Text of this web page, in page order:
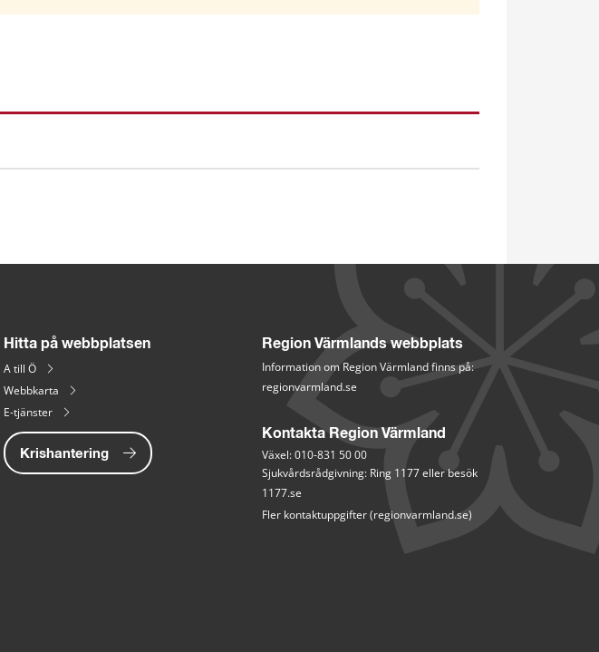
Hitta på webbplatsen
A till Ö
Webbkarta
E-tjänster
Krishantering
Region Värmlands webbplats
Information om Region Värmland finns på:
regionvarmland.se
Kontakta Region Värmland
Växel: 010-831 50 00
Sjukvårdsrådgivning: Ring 1177 eller besök
1177.se
Fler kontaktuppgifter (regionvarmland.se)